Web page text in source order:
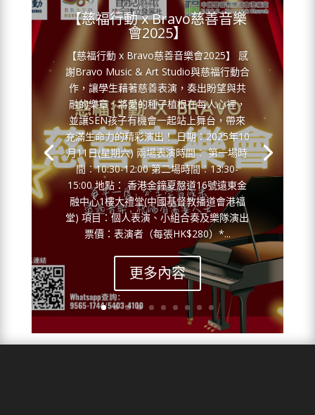
【慈福行動 x Bravo慈善音樂
會2025】
【慈福行動 x Bravo慈善音樂會2025】 感
謝Bravo Music & Art Studio與慈福行動合
作，讓學生藉著慈善表演，奏出盼望與共
融的樂章，將愛的種子植根在每人心裡，
並讓SEN孩子有機會一起站上舞台，帶來
充滿生命力的精彩演出！ 日期：2025年10
月11日(星期六) 兩場表演時間︰ 第一場時
間︰10:30-12:00 第二場時間︰13:30-
15:00 地點： 香港金鐘夏慤道16號遠東金
融中心1樓大禮堂(中國基督教播道會港福
堂) 項目：個人表演、小組合奏及樂隊演出
票價：表演者（每張HK$280）*...
更多內容